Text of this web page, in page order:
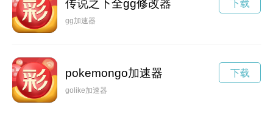
传说之下全gg修改器
gg加速器
下载
pokemongo加速器
golike加速器
下载